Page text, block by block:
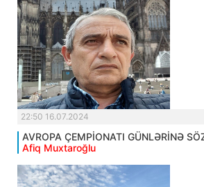
22:50 16.07.2024
AVROPA ÇEMPİONATI GÜNLƏRİNƏ
Afiq Muxtaroğlu